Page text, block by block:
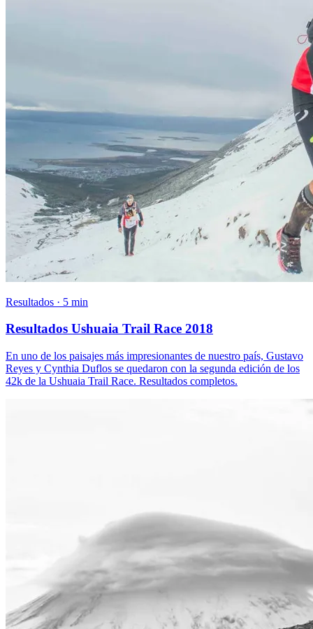
Resultados · 5 min
Resultados Ushuaia Trail Race 2018
En uno de los paisajes más impresionantes de nuestro país, Gustavo
Reyes y Cynthia Duflos se quedaron con la segunda edición de los
42k de la Ushuaia Trail Race. Resultados completos.